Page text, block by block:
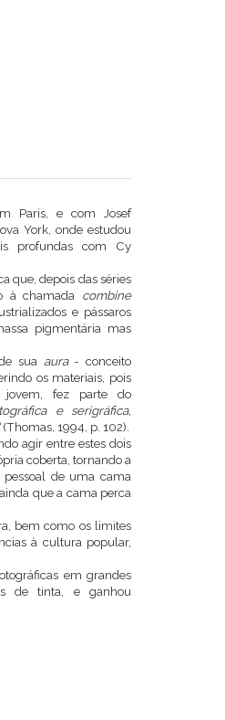
Paris, e com Josef
York, onde estudou
profundas com Cy
que, depois das séries
à chamada combine
e pássaros
pigmentária mas
sua aura- conceito
os materiais, pois
jovem, fez parte do
e serigráfica,
(Thomas, 1994, p. 102).
agir entre estes dois
coberta, tornando a
de uma cama
que a cama perca
bem como os limites
à cultura popular,
em grandes
de tinta, e ganhou